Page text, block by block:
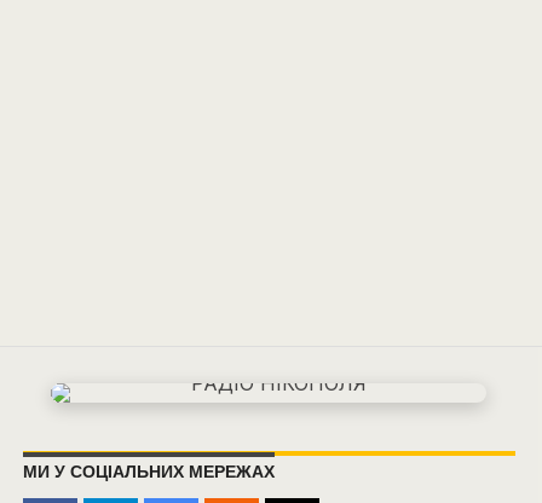
МИ У СОЦІАЛЬНИХ МЕРЕЖАХ